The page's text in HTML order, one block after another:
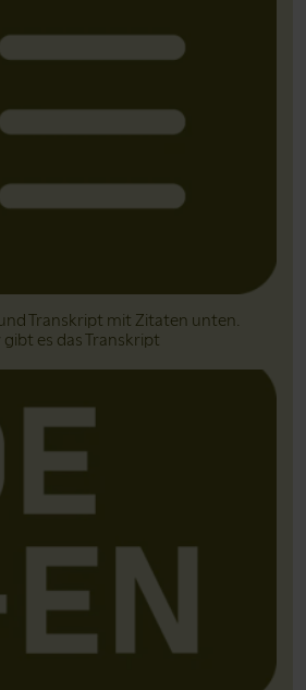
Transkript mit Zitaten unten.
es das Transkript